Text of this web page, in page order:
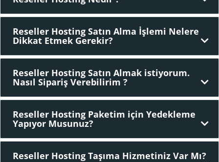
Reseller Hosting Satın Alma İşlemi Nelere
Dikkat Etmek Gerekir?
Reseller Hosting Satın Almak istiyorum.
Nasıl Sipariş Verebilirim ?
Reseller Hosting Paketim için Yedekleme
Yapıyor Musunuz?
Reseller Hosting Taşıma Hizmetiniz Var Mı?